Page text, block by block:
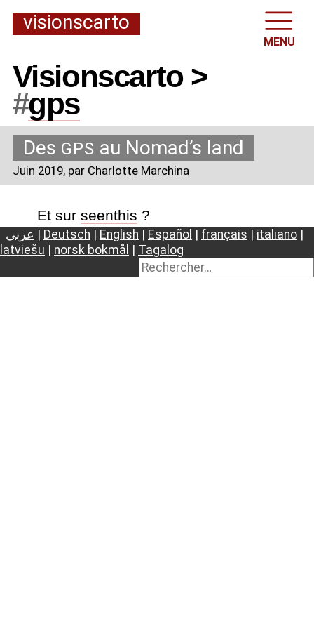
visionscarto
MENU
Visionscarto >
#gps
Des GPS au Nomad’s land
Juin 2019, par Charlotte Marchina
Et sur seenthis ?
عربي Deutsch English Español français italiano
latviešu
norsk bokmål Tagalog